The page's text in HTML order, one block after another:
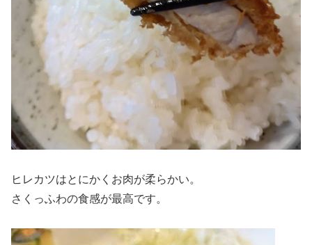
ヒレカツはとにかくお肉が柔らかい。
さくっふわの食感が最高です。